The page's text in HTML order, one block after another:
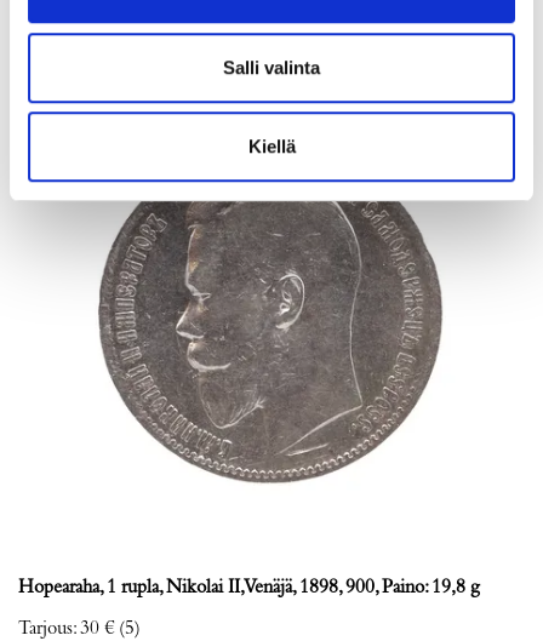
Salli valinta
Kiellä
17.8.2026 20:24:30
Hopearaha, 1 rupla, Nikolai II, Venäjä, 1898, 900, Paino: 19,8 g
Tarjous:30 € (5)